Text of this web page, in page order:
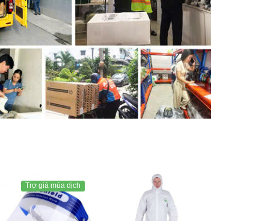
Trợ giá mùa dịch